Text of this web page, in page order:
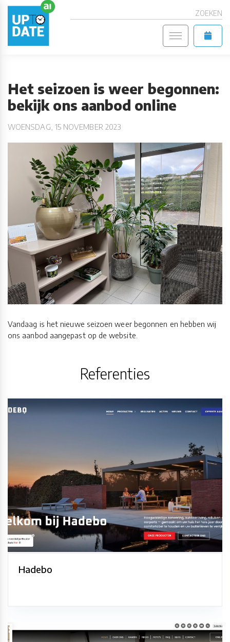
ZOEKEN
Het seizoen is weer begonnen:
bekijk ons aanbod online
WOENSDAG, 15 NOVEMBER 2023
Vandaag is het nieuwe seizoen weer begonnen en hebben wij
ons aanbod aangepast op de website.
Referenties
Hadebo